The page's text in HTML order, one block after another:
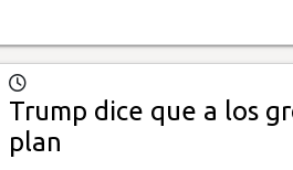
Trump dice que a los
plan